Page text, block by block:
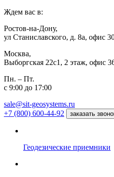
Ждем вас в:
Ростов-на-Дону,
ул Станиславского, д. 8а, офис
Москва,
Выборгская 22с1, 2 этаж, офис
Пн. – Пт.
с 9:00 до 17:00
sale@sit-geosystems.ru
+7 (800) 600-44-92
заказать
Геодезические приемники